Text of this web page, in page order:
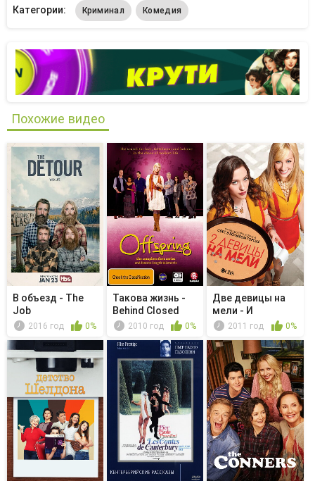
Категории:
Криминал Комедия
Похожие видео
В объезд - The
Job
2016 год 0%
Такова жизнь -
Behind Closed
Doors2010 год 0%
Две девицы на
мели - И
психическое ра...
2011 год 0%